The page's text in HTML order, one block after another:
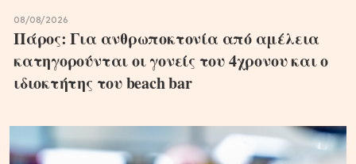
08/08/2026
Πάρος: Για ανθρωποκτονία από αμέλεια
κατηγορούνται οι γονείς του 4χρονου και ο
ιδιοκτήτης του beach bar